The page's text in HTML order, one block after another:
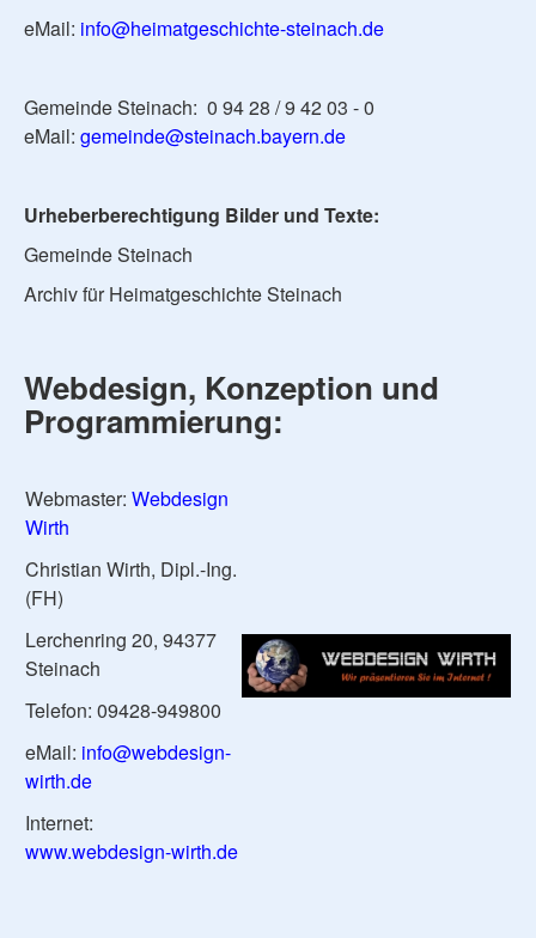
eMail: info@heimatgeschichte-steinach.de
Gemeinde Steinach: 0 94 28 / 9 42 03 - 0
eMail: gemeinde@steinach.bayern.de
Urheberberechtigung Bilder und Texte:
Gemeinde Steinach
Archiv für Heimatgeschichte Steinach
Webdesign, Konzeption und
Programmierung:
Webmaster: Webdesign
Wirth
Christian Wirth, Dipl.-Ing.
(FH)
Lerchenring 20, 94377
Steinach
Telefon: 09428-949800
eMail: info@webdesign-
wirth.de
Internet:
www.webdesign-wirth.de